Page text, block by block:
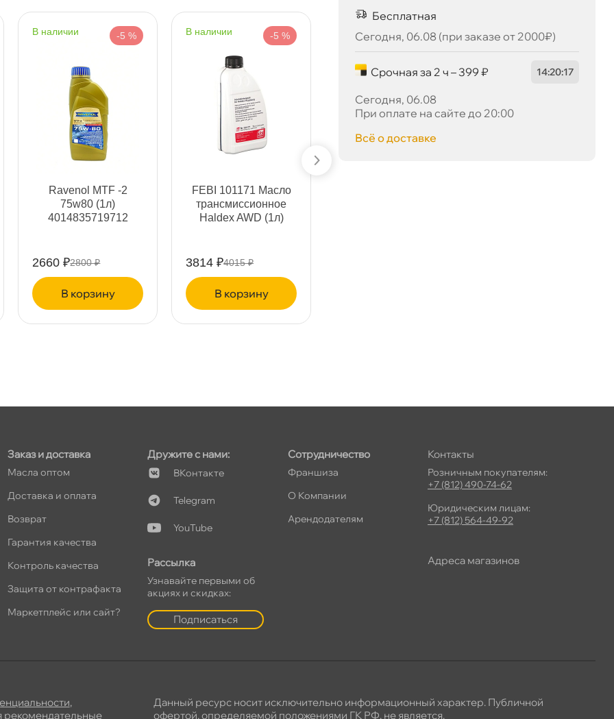
наличии -5 %
Ravenol MTF -2
75w80 (1л)
4014835719712
2660 ₽2800 ₽
корзину
наличии -5 %
FEBI 101171 Масло
трансмиссионное
Haldex AWD (1л)
3814 ₽4015 ₽
корзину
Бесплатная
Сегодня, 06.08 (при заказе от 2000₽)
Срочная за 2 ч – 399 ₽ 14:20:16
Сегодня, 06.08
При оплате на сайте до 20:00
сё о доставке
Заказ и доставка
Масла оптом
Доставка и оплата
озврат
Гарантия качества
Контроль качества
Защита от контрафакта
Маркетплейс или сайт?
Дружите с нами:
Контакте
Telegram
YouTube
Рассылка
Узнавайте первыми о
акциях и скидках:
Подписаться
Сотрудничество
Франшиза
О Компании
Арендодателям
Контакты
Розничным покупателям:
+7 (812) 490-74-62
Юридическим лицам:
+7 (812) 564-49-92
Адреса магазино
,
рекомендательные
Данный ресурс носит исключительно информационный характер. Публичной
офертой, определяемой положениями ГК РФ, не является.